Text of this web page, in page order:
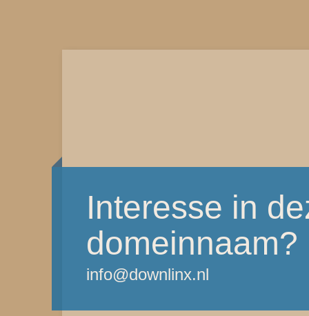
Interesse in
domeinnaam?
info@downlinx.nl